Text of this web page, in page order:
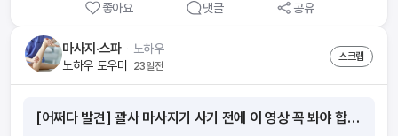
좋아요 댓글 공유
마사지·스파 ᆞ 노하우
노하우 도우미
23일전
스크랩
[어쩌다 발견] 괄사 마사지기 사기 전에 이 영상 꼭 봐야 합니다! 20만원 vs 4만원 비싼 게 진짜 좋은 걸까?